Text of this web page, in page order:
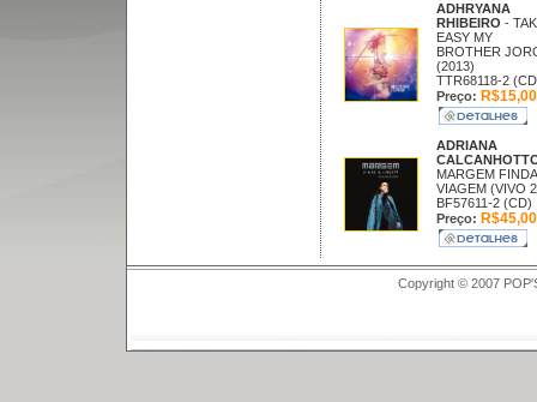
ADHRYANA
RHIBEIRO -
EASY MY
BROTHER
(2013)
TTR68118-2
Preço: R$15,00
ADRIANA
MARGEM FINDA
VIAGEM (VIVO
BF57611-2 (CD)
Preço: R$45,00
Copyright © 2007